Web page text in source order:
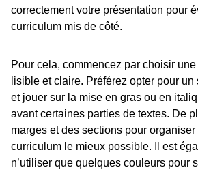
correctement votre présentation pour
curriculum mis de côté.
Pour cela, commencez par choisir
lisible et claire. Préférez opter pour un
et jouer sur la mise en gras ou en
avant certaines parties de textes. De
marges et des sections pour
curriculum le mieux possible. Il est
n’utiliser que quelques couleurs pour